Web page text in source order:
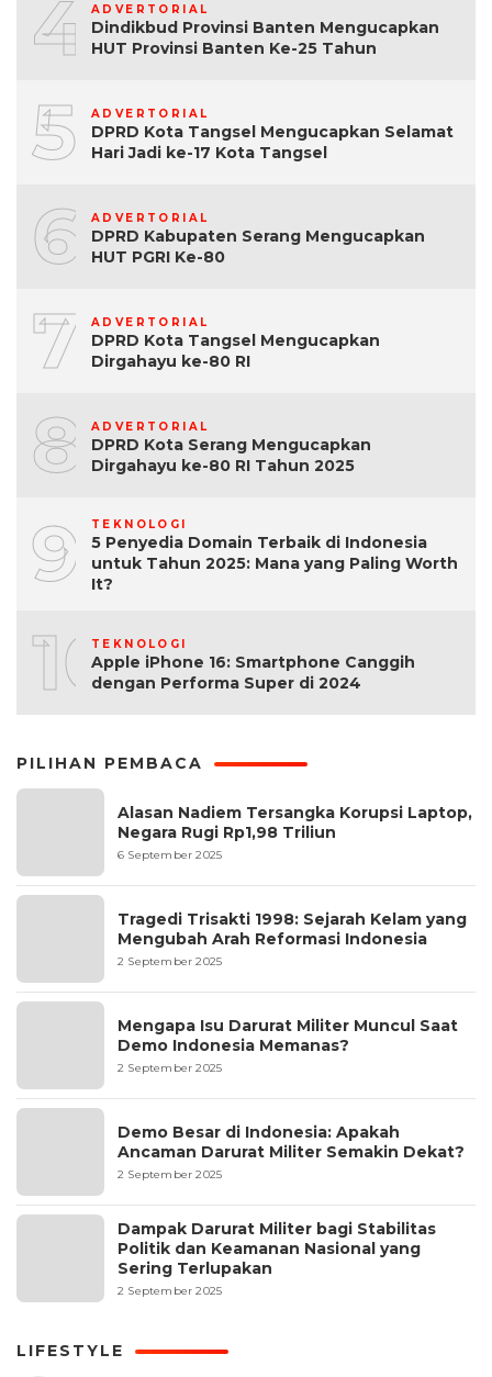
4 ADVERTORIAL
Dindikbud Provinsi Banten Mengucapkan
HUT Provinsi Banten Ke-25 Tahun
5 ADVERTORIAL
DPRD Kota Tangsel Mengucapkan Selamat
Hari Jadi ke-17 Kota Tangsel
6 ADVERTORIAL
DPRD Kabupaten Serang Mengucapkan
HUT PGRI Ke-80
7 ADVERTORIAL
DPRD Kota Tangsel Mengucapkan
Dirgahayu ke-80 RI
8 ADVERTORIAL
DPRD Kota Serang Mengucapkan
Dirgahayu ke-80 RI Tahun 2025
9 TEKNOLOGI
5 Penyedia Domain Terbaik di Indonesia
untuk Tahun 2025: Mana yang Paling Worth
It?
10TEKNOLOGI
Apple iPhone 16: Smartphone Canggih
dengan Performa Super di 2024
PILIHAN PEMBACA
Alasan Nadiem Tersangka Korupsi Laptop,
Negara Rugi Rp1,98 Triliun
6 September 2025
Tragedi Trisakti 1998: Sejarah Kelam yang
Mengubah Arah Reformasi Indonesia
2 September 2025
Mengapa Isu Darurat Militer Muncul Saat
Demo Indonesia Memanas?
2 September 2025
Demo Besar di Indonesia: Apakah
Ancaman Darurat Militer Semakin Dekat?
2 September 2025
Dampak Darurat Militer bagi Stabilitas
Politik dan Keamanan Nasional yang
Sering Terlupakan
2 September 2025
LIFESTYLE